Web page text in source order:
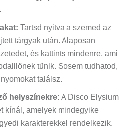
Tartsd nyitva a szemed az
tárgyak után. Alaposan
és kattints mindenre, ami
tűnik. Sosem tudhatod,
találsz.
helyszínekre: A Disco Elysium
kínál, amelyek mindegyike
karakterekkel rendelkezik.